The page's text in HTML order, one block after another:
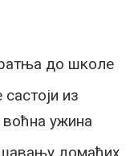
до школе
из
воћна ужина